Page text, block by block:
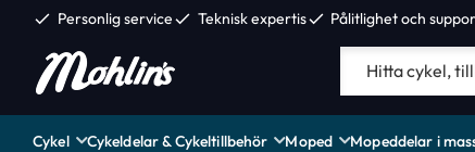
check Personlig servicecheck Teknisk expertischeck Pålitlighet och
Cykel Cykeldelar & Cykeltillbehör Moped Mopeddelar i